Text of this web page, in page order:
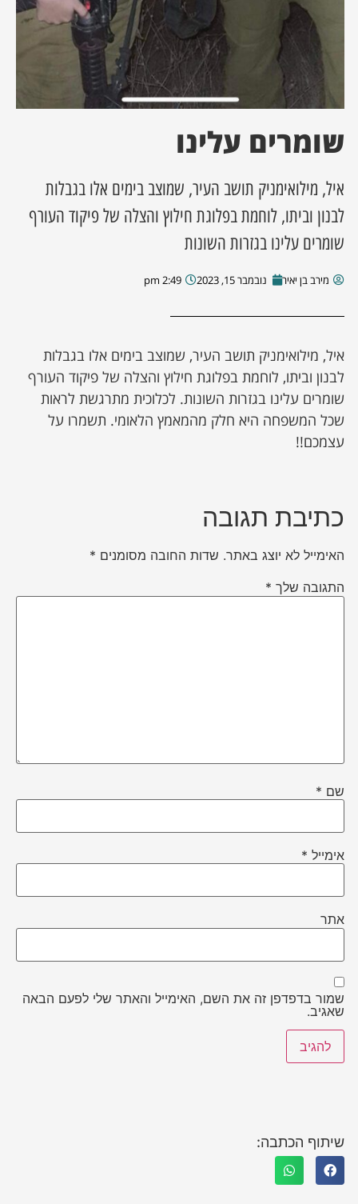
שומרים עלינו
איל, מילואימניק תושב העיר, שמוצב בימים אלו בגבלות
לבנון וביתו, לוחמת בפלוגת חילוץ והצלה של פיקוד העורף
שומרים עלינו בגזרות השונות
מירב בן יאיר נובמבר 15, 2023 2:49 pm
איל, מילואימניק תושב העיר, שמוצב בימים אלו בגבלות
לבנון וביתו, לוחמת בפלוגת חילוץ והצלה של פיקוד העורף
שומרים עלינו בגזרות השונות. לכלוכית מתרגשת לראות
שכל המשפחה היא חלק מהמאמץ הלאומי. תשמרו על
עצמכם!!
כתיבת תגובה
האימייל לא יוצג באתר. שדות החובה מסומנים *
התגובה שלך *
שם *
אימייל *
אתר
שמור בדפדפן זה את השם, האימייל והאתר שלי לפעם הבאה
שאגיב.
שיתוף הכתבה: